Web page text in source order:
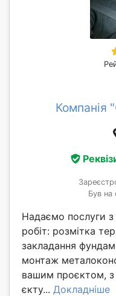
Компанія
Був на
Надаємо послуги з
робіт: розмітка
закладання
монтаж
вашим проєктом,
єкту... Докладніше